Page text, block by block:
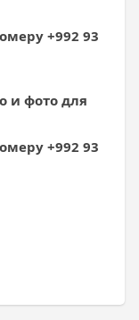
+992 93
и фото для
+992 93